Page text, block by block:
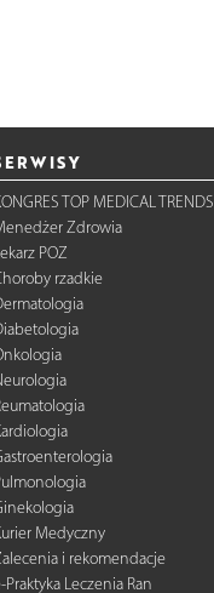
TOP MEDICAL TRENDS
Zdrowia
POZ
rzadkie
Medyczny
i rekomendacje
Praktyka Leczenia Ran